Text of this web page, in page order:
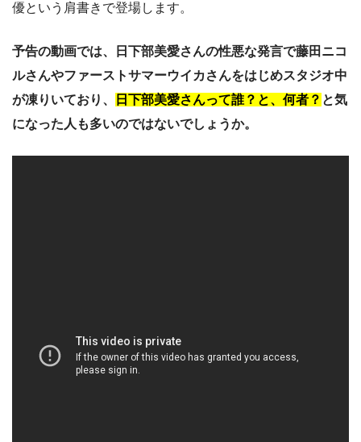
優という肩書きで登場します。
予告の動画では、日下部美愛さんの性悪な発言で藤田ニコ
ルさんやファーストサマーウイカさんをはじめスタジオ中
が凍りいており、
日下部美愛さんって誰？と、何者？ と気
になった人も多いのではないでしょうか。